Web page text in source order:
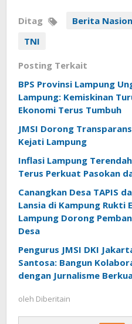
Ditag Berita
TNI
Posting Terkait
BPS Provinsi Lampung
Lampung: Kemiskinan
Ekonomi Terus Tumbuh
JMSI Dorong
Kejati Lampung
Inflasi Lampung
Terus Perkuat Pasokan
Canangkan Desa TAPIS
Lansia di Kampung Rukti
Lampung Dorong
Desa
Pengurus JMSI DKI
Santosa: Bangun
dengan Jurnalisme
oleh Diberitain